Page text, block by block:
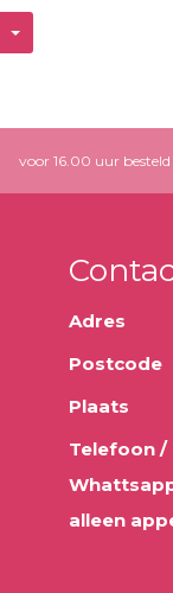
voor 16.00 uur
Adres
Postcode
Plaats
Telefoon /
alleen